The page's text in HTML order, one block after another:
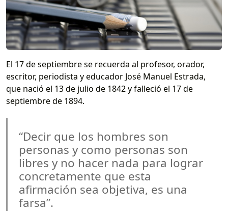
El 17 de septiembre se recuerda al profesor, orador,
escritor, periodista y educador José Manuel Estrada,
que nació el 13 de julio de 1842 y falleció el 17 de
septiembre de 1894.
“Decir que los hombres son
personas y como personas son
libres y no hacer nada para lograr
concretamente que esta
afirmación sea objetiva, es una
farsa”.